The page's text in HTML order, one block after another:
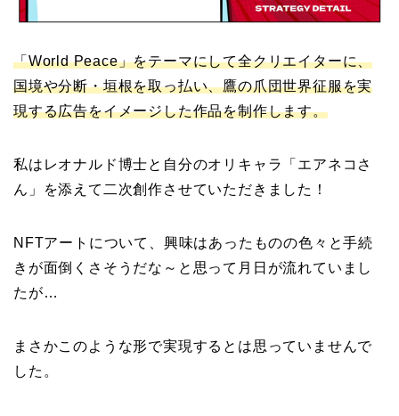
「World Peace」をテーマにして全クリエイターに、
国境や分断・垣根を取っ払い、鷹の爪団世界征服を実
現する広告をイメージした作品を制作します。
私はレオナルド博士と自分のオリキャラ「エアネコさ
ん」を添えて二次創作させていただきました！
NFTアートについて、興味はあったものの色々と手続
きが面倒くさそうだな～と思って月日が流れていまし
たが…
まさかこのような形で実現するとは思っていませんで
した。